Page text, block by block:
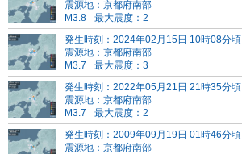
震源地：京都府南部
M3.8
最大震度：2
発生時刻：2024年02月15日 10時08分頃
震源地：京都府南部
M3.7
最大震度：3
発生時刻：2022年05月21日 21時35分頃
震源地：京都府南部
M3.7
最大震度：2
発生時刻：2009年09月19日 01時46分頃
震源地：京都府南部